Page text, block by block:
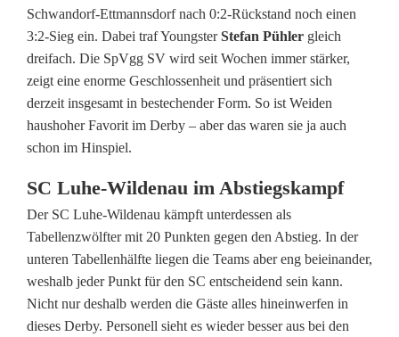
V
W
e
i
d
e
n
e
r
w
Schwandorf-Ettmannsdorf nach 0:2-Rückstand noch einen
3:2-Sieg ein. Dabei traf YoungsterStefan Pühler gleich
dreifach. Die SpVgg SV wird seit Wochen immer stärker,
zeigt eine enorme Geschlossenheit und präsentiert sich
derzeit insgesamt in bestechender Form. So ist Weiden
haushoher Favorit im Derby – aber das waren sie ja auch
schon im Hinspiel.
SC Luhe-Wildenau im Abstiegskampf
Der SC Luhe-Wildenau kämpft unterdessen als
Tabellenzwölfter mit 20 Punkten gegen den Abstieg. In der
unteren Tabellenhälfte liegen die Teams aber eng beieinander,
weshalb jeder Punkt für den SC entscheidend sein kann.
Nicht nur deshalb werden die Gäste alles hineinwerfen in
dieses Derby. Personell sieht es wieder besser aus bei den